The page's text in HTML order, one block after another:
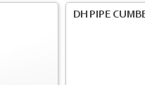
DH PIPE